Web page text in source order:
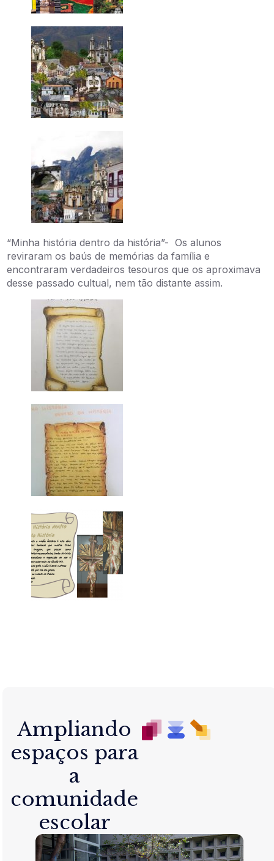
“Minha história dentro da história”- Os alunos
reviraram os baús de memórias da família e
encontraram verdadeiros tesouros que os aproximava
desse passado cultual, nem tão distante assim.
Ampliando
espaços para
a
comunidade
escolar